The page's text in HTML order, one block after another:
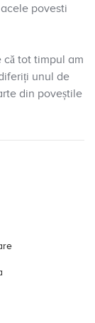
povesti
tot timpul am
unul de
din poveștile